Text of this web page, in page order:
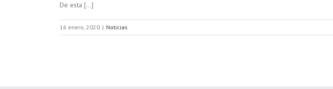
De esta […]
16 enero, 2020 | Noticias